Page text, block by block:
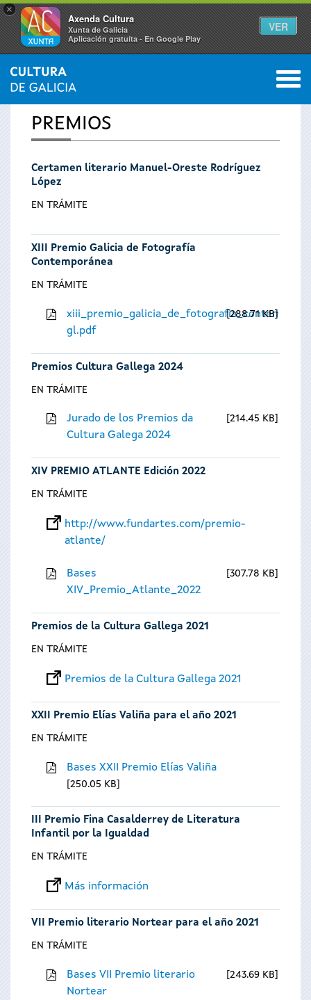
×
Axenda Cultura
Xunta de Galicia
Aplicación gratuíta - En Google Play
VER
Se
encuentra
usted
aquí
INICIO 0
PREMIOS
Certamen literario Manuel-Oreste Rodríguez
López
EN TRÁMITE
XIII Premio Galicia de Fotografía
Contemporánea
EN TRÁMITE
gl.pdf
288.71 KB
Premios Cultura Gallega 2024
EN TRÁMITE
Jurado de los Premios da
Cultura Galega 2024
214.45 KB
XIV PREMIO ATLANTE Edición 2022
EN TRÁMITE
http://www.fundartes.com/premio-
atlante/
Bases
XIV_Premio_Atlante_2022
307.78 KB
Premios de la Cultura Gallega 2021
EN TRÁMITE
Premios de la Cultura Gallega 2021
XXII Premio Elías Valiña para el año 2021
EN TRÁMITE
Bases XXII Premio Elías Valiña
250.05 KB
III Premio Fina Casalderrey de Literatura
Infantil por la Igualdad
EN TRÁMITE
Más información
VII Premio literario Nortear para el año 2021
EN TRÁMITE
Bases VII Premio literario
Nortear
243.69 KB